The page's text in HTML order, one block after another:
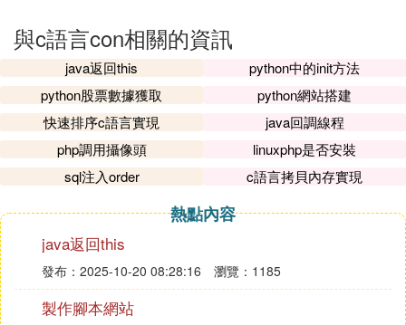
與c語言con相關的資訊
java返回this
python中的init方法
python股票數據獲取
python網站搭建
快速排序c語言實現
java回調線程
php調用攝像頭
linuxphp是否安裝
sql注入order
c語言拷貝內存實現
熱點內容
java返回this
發布：2025-10-20 08:28:16 瀏覽：1185
製作腳本網站